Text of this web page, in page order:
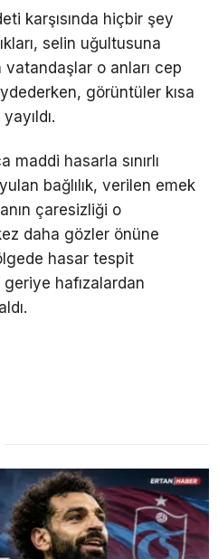
karşısında hiçbir şey
selin uğultusuna
vatandaşlar o anları cep
görüntüler kısa
maddi hasarla sınırlı
bağlılık, verilen emek
çaresizliği o
daha gözler önüne
hasar tespit
geriye hafızalardan